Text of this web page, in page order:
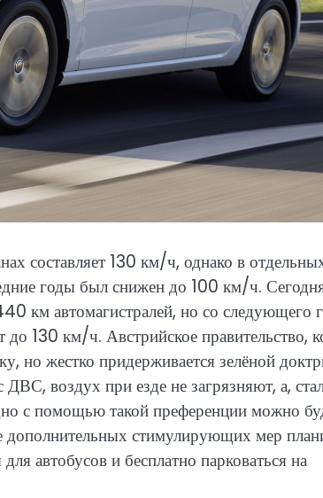
составляет 130 км/ч, однако в
годы был снижен до 100 км/ч.
км автомагистралей, но со следующего
130 км/ч. Австрийское правительство,
но жестко придерживается зелёной
воздух при езде не загрязняют, а,
с помощью такой преференции можно
дополнительных стимулирующих мер
автобусов и бесплатно парковаться на